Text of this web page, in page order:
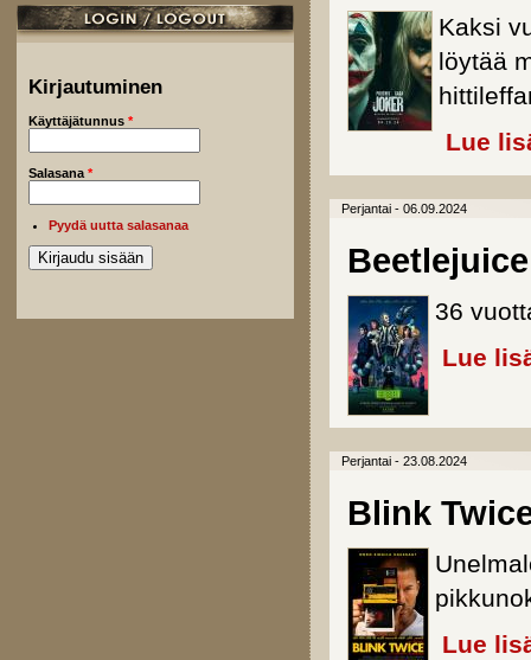
Kirjautuminen
Käyttäjätunnus *
Salasana *
Pyydä uutta salasanaa
Kaksi
löytää
Lue
Perjantai - 06.09.2024
36
Lue
Perjantai - 23.08.2024
Blink
Lue